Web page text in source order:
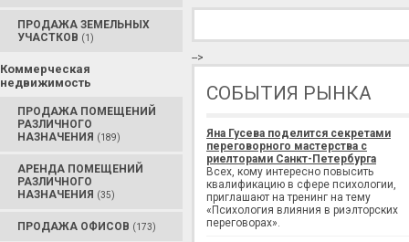
ПРОДАЖА ЗЕМЕЛЬНЫХ
УЧАСТКОВ (1)
Коммерческая
недвижимость
ПРОДАЖА ПОМЕЩЕНИЙ
РАЗЛИЧНОГО
НАЗНАЧЕНИЯ (189)
АРЕНДА ПОМЕЩЕНИЙ
РАЗЛИЧНОГО
НАЗНАЧЕНИЯ (35)
ПРОДАЖА ОФИСОВ (173)
-->
СОБЫТИЯ РЫНКА
Яна Гусева поделится секретами
переговорного мастерства с
риелторами Санкт-Петербурга
Всех, кому интересно повысить
квалификацию в сфере психологии,
приглашают на тренинг на тему
«Психология влияния в риэлторских
переговорах».